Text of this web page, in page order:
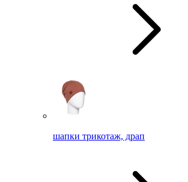
шапки трикотаж, драп